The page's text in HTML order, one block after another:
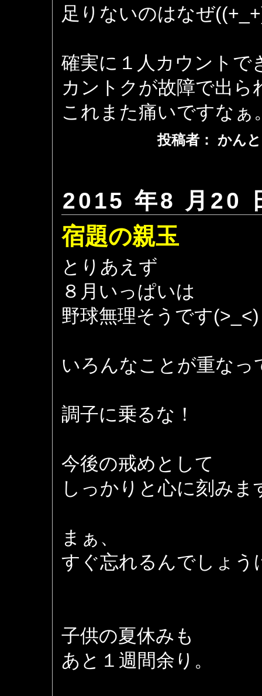
足りないのはなぜ
確実に１人カウントで
カントクが故障で出ら
これまた痛いですなぁ
投稿者： かん
2015 年8 月20
宿題の親玉
とりあえず
８月いっぱいは
野球無理そうです(>_<)
いろんなことが重なっ
調子に乗るな！
今後の戒めとして
しっかりと心に刻みま
まぁ、
すぐ忘れるんでしょう
子供の夏休みも
あと１週間余り。